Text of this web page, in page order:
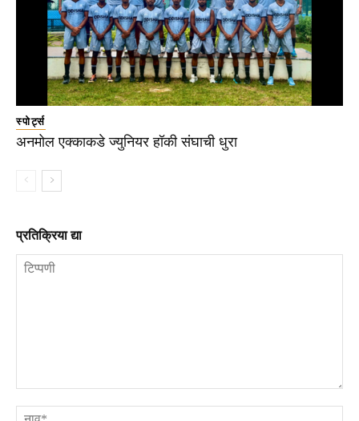
स्पोर्ट्स
अनमोल एक्काकडे ज्युनियर हॉकी संघाची धुरा
प्रतिक्रिया द्या